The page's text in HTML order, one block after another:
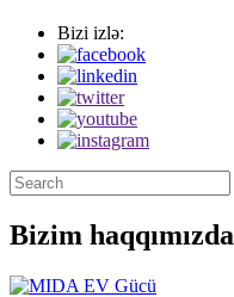
Bizi izlə:
Bizim haqqımızda